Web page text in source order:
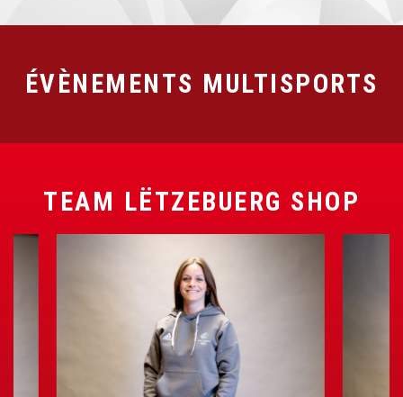
ÉVÈNEMENTS MULTISPORTS
TEAM LËTZEBUERG SHOP